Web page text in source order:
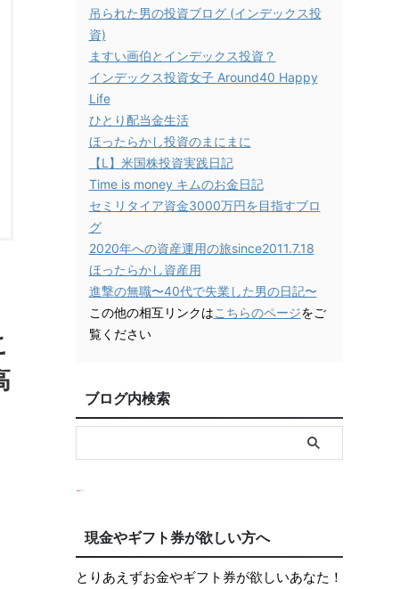
吊られた男の投資ブログ (インデックス投
資)
ますい画伯とインデックス投資？
インデックス投資女子 Around40 Happy
Life
ひとり配当金生活
ほったらかし投資のまにまに
【L】米国株投資実践日記
Time is money キムのお金日記
セミリタイア資金3000万円を目指すブロ
グ
2020年への資産運用の旅since2011.7.18
ほったらかし資産用
進撃の無職〜40代で失業した男の日記〜
この他の相互リンクはこちらのページをご
覧ください
ブログ内検索
現金やギフト券が欲しい方へ
とりあえずお金やギフト券が欲しいあなた！